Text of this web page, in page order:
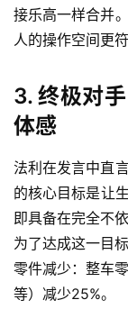
首
页
智
车
时
代
新
能
源
接乐高一样合并
人的操作空间更
3. 终极对
体感
法利在发言中直
的核心目标是让
即具备在完全不
为了达成这一目
零件减少：整车
等）减少25%。